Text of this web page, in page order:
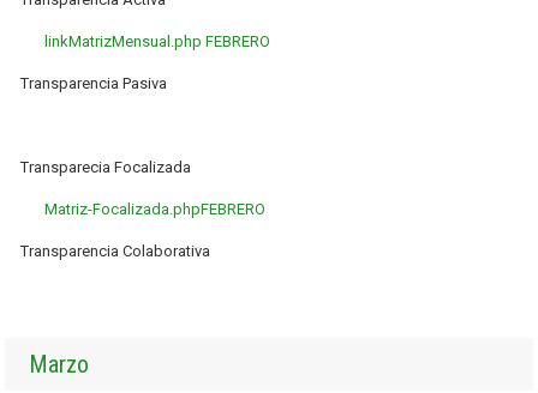
linkMatrizMensual.php FEBRERO
Transparencia Pasiva
Transparecia Focalizada
Matriz-Focalizada.phpFEBRERO
Transparencia Colaborativa
Marzo